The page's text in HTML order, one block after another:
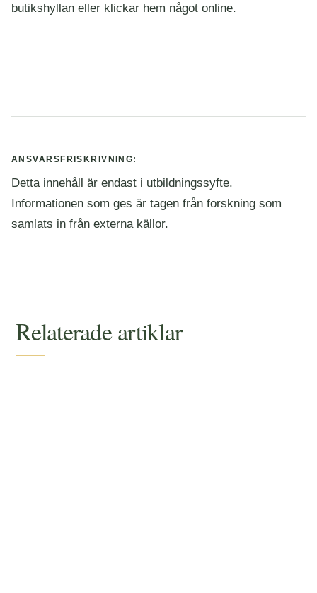
butikshyllan eller klickar hem något online.
ANSVARSFRISKRIVNING:
Detta innehåll är endast i utbildningssyfte.
Informationen som ges är tagen från forskning som
samlats in från externa källor.
Relaterade artiklar